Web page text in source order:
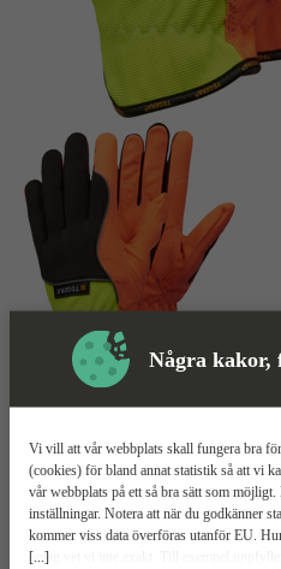
Några kakor,
[...]
Vi vill att vår webbplats skall fungera bra
(cookies) för bland annat statistik så att vi
vår webbplats på ett så bra sätt som
inställningar. Notera att när du godkänner
kommer viss data överföras utanför EU.
bolag vet vi inte exakt. Till exempel
Handske Mer information
Tegera 9900
Varselfärg med reflex
Ofodrad och kromfri
Förstärkt innerhand